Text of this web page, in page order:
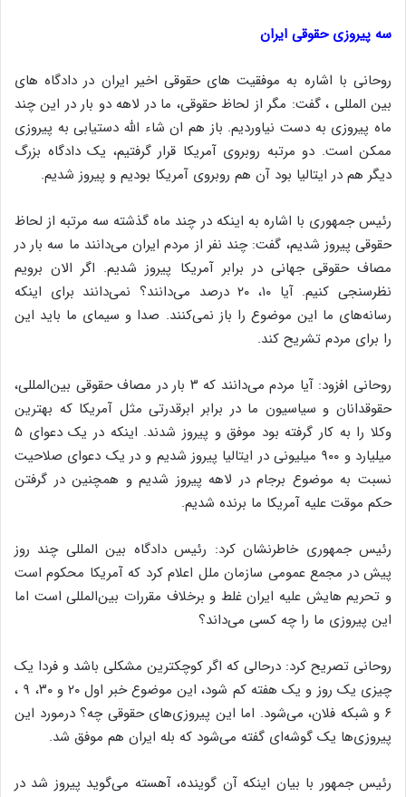
سه پیروزی حقوقی ایران
روحانی با اشاره به موفقیت های حقوقی اخیر ایران در دادگاه های
بین المللی ، گفت: مگر از لحاظ حقوقی، ما در لاهه دو بار در این چند
ماه پیروزی به دست نیاوردیم. باز هم ان شاء الله دستیابی به پیروزی
ممکن است. دو مرتبه روبروی آمریکا قرار گرفتیم، یک دادگاه بزرگ
دیگر هم در ایتالیا بود آن هم روبروی آمریکا بودیم و پیروز شدیم.
رئیس جمهوری با اشاره به اینکه در چند ماه گذشته سه مرتبه از لحاظ
حقوقی پیروز شدیم، گفت: چند نفر از مردم ایران می‌دانند ما سه بار در
مصاف حقوقی جهانی در برابر آمریکا پیروز شدیم. اگر الان برویم
نظرسنجی کنیم. آیا ۱۰، ۲۰ درصد می‌دانند؟ نمی‌دانند برای اینکه
رسانه‌های ما این موضوع را باز نمی‌کنند. صدا و سیمای ما باید این
را برای مردم تشریح کند.
روحانی افزود: آیا مردم می‌دانند که ۳ بار در مصاف حقوقی بین‌المللی،
حقوقدانان و سیاسیون ما در برابر ابرقدرتی مثل آمریکا که بهترین
وکلا را به کار گرفته بود موفق و پیروز شدند. اینکه در یک دعوای ۵
میلیارد و ۹۰۰ میلیونی در ایتالیا پیروز شدیم و در یک دعوای صلاحیت
نسبت به موضوع برجام در لاهه پیروز شدیم و همچنین در گرفتن
حکم موقت علیه آمریکا ما برنده شدیم.
رئیس جمهوری خاطرنشان کرد: رئیس دادگاه بین المللی چند روز
پیش در مجمع عمومی سازمان ملل اعلام کرد که آمریکا محکوم است
و تحریم‌ هایش علیه ایران غلط و برخلاف مقررات بین‌المللی است اما
این پیروزی ما را چه کسی می‌داند؟
روحانی تصریح کرد: درحالی که اگر کوچکترین مشکلی باشد و فردا یک
چیزی یک روز و یک هفته کم شود، این موضوع خبر اول ۲۰ و ۳۰، ۹ ،
۶ و شبکه فلان، می‌شود. اما این پیروزی‌های حقوقی چه؟ درمورد این
پیروزی‌ها یک گوشه‌ای گفته می‌شود که بله ایران هم موفق شد.
رئیس جمهور با بیان اینکه آن گوینده، آهسته می‌گوید پیروز شد در